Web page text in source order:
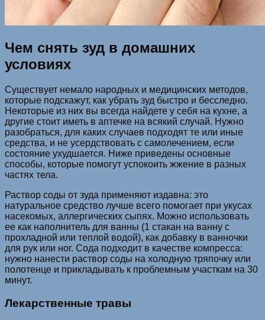
Чем снять зуд в домашних
условиях
Существует немало народных и медицинских методов,
которые подскажут, как убрать зуд быстро и бесследно.
Некоторые из них вы всегда найдете у себя на кухне, а
другие стоит иметь в аптечке на всякий случай. Нужно
разобраться, для каких случаев подходят те или иные
средства, и не усердствовать с самолечением, если
состояние ухудшается. Ниже приведены основные
способы, которые помогут успокоить жжение в разных
частях тела.
Раствор соды от зуда применяют издавна: это
натуральное средство лучше всего помогает при укусах
насекомых, аллергических сыпях. Можно использовать
ее как наполнитель для ванны (1 стакан на ванну с
прохладной или теплой водой), как добавку в ванночки
для рук или ног. Сода подходит в качестве компресса:
нужно нанести раствор соды на холодную тряпочку или
полотенце и прикладывать к проблемным участкам на 30
минут.
Лекарственные травы